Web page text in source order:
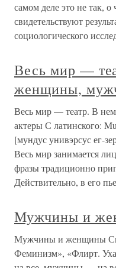
самом деле это не так,
свидетельствуют
социологического
Весь мир —
женщины,
Весь мир — театр. В
актеры С латинского:
[мундус унивэрсус ег-
Весь мир занимается
фразы традиционно
Действительно, в его
Мужчины и
Мужчины и женщины
Феминизм», «Флирт.